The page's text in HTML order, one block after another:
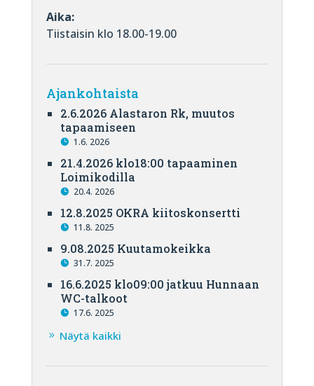
Aika:
Tiistaisin klo 18.00-19.00
Ajankohtaista
2.6.2026 Alastaron Rk, muutos
tapaamiseen
1.6. 2026
21.4.2026 klo18:00 tapaaminen
Loimikodilla
20.4. 2026
12.8.2025 OKRA kiitoskonsertti
11.8. 2025
9.08.2025 Kuutamokeikka
31.7. 2025
16.6.2025 klo09:00 jatkuu Hunnaan
WC-talkoot
17.6. 2025
Näytä kaikki